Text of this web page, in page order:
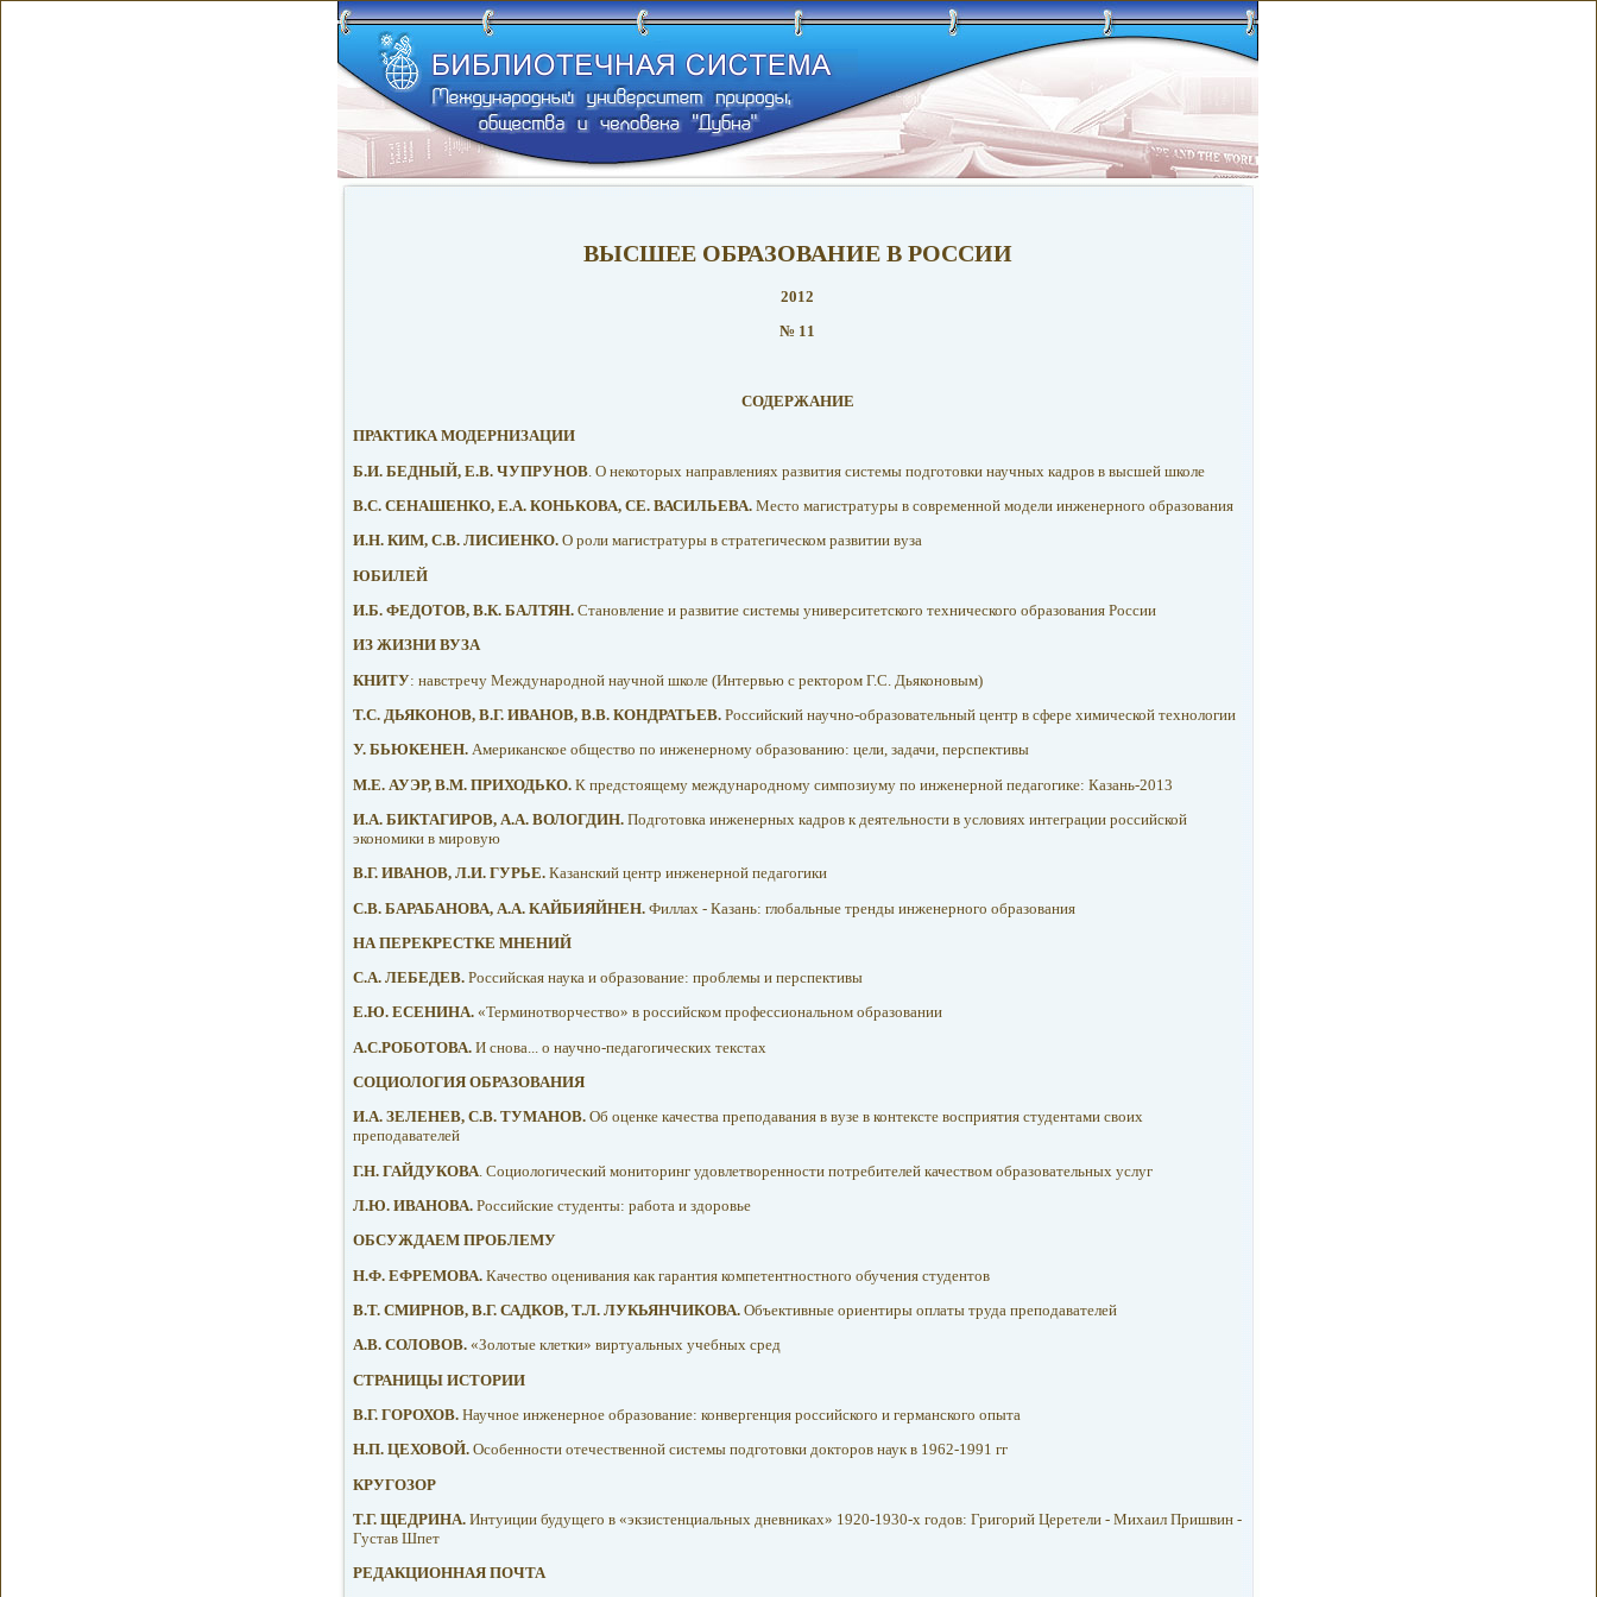
ВЫСШЕЕ ОБРАЗОВАНИЕ В РОССИИ
2012
№ 11
СОДЕРЖАНИЕ
ПРАКТИКА МОДЕРНИЗАЦИИ
Б.И. БЕДНЫЙ, Е.В. ЧУПРУНОВ . О некоторых направлениях развития системы подготовки научных кадров в высшей школе
B.C. СЕНАШЕНКО, Е.А. КОНЬКОВА, СЕ. ВАСИЛЬЕВА. Место магистратуры в современной модели инженерного образования
И.Н. КИМ, С.В. ЛИСИЕНКО. О роли магистратуры в стратегическом развитии вуза
ЮБИЛЕЙ
И.Б. ФЕДОТОВ, В.К. БАЛТЯН. Становление и развитие системы университетского технического образования России
ИЗ ЖИЗНИ ВУЗА
КНИТУ: навстречу Международной научной школе (Интервью с ректором Г.С. Дьяконовым)
Т.С. ДЬЯКОНОВ, В.Г. ИВАНОВ, В.В. КОНДРАТЬЕВ. Российский научно-образовательный центр в сфере химической технологии
У. БЬЮКЕНЕН. Американское общество по инженерному образованию: цели, задачи, перспективы
М.Е. АУЭР, В.М. ПРИХОДЬКО. К предстоящему международному симпозиуму по инженерной педагогике: Казань-2013
И.А. БИКТАГИРОВ, А.А. ВОЛОГДИН. Подготовка инженерных кадров к деятельности в условиях интеграции российской
экономики в мировую
В.Г. ИВАНОВ, Л.И. ГУРЬЕ. Казанский центр инженерной педагогики
С.В. БАРАБАНОВА, А.А. КАЙБИЯЙНЕН. Филлах - Казань: глобальные тренды инженерного образования
НА ПЕРЕКРЕСТКЕ МНЕНИЙ
С.А. ЛЕБЕДЕВ. Российская наука и образование: проблемы и перспективы
Е.Ю. ЕСЕНИНА. «Терминотворчество» в российском профессиональном образовании
А.С.РОБОТОВА. И снова... о научно-педагогических текстах
СОЦИОЛОГИЯ ОБРАЗОВАНИЯ
И.А. ЗЕЛЕНЕВ, С.В. ТУМАНОВ. Об оценке качества преподавания в вузе в контексте восприятия студентами своих
преподавателей
Г.Н. ГАЙДУКОВА . Социологический мониторинг удовлетворенности потребителей качеством образовательных услуг
Л.Ю. ИВАНОВА. Российские студенты: работа и здоровье
ОБСУЖДАЕМ ПРОБЛЕМУ
Н.Ф. ЕФРЕМОВА. Качество оценивания как гарантия компетентностного обучения студентов
В.Т. СМИРНОВ, В.Г. САДКОВ, Т.Л. ЛУКЬЯНЧИКОВА. Объективные ориентиры оплаты труда преподавателей
А.В. СОЛОВОВ. «Золотые клетки» виртуальных учебных сред
СТРАНИЦЫ ИСТОРИИ
В.Г. ГОРОХОВ. Научное инженерное образование: конвергенция российского и германского опыта
Н.П. ЦЕХОВОЙ. Особенности отечественной системы подготовки докторов наук в 1962-1991 гг
КРУГОЗОР
Т.Г. ЩЕДРИНА. Интуиции будущего в «экзистенциальных дневниках» 1920-1930-х годов: Григорий Церетели - Михаил Пришвин -
Густав Шпет
РЕДАКЦИОННАЯ ПОЧТА